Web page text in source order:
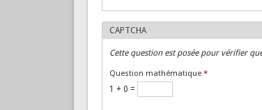
CAPTCHA
Cette question est posée pour vérifier
Question mathématique *
1 + 0 =